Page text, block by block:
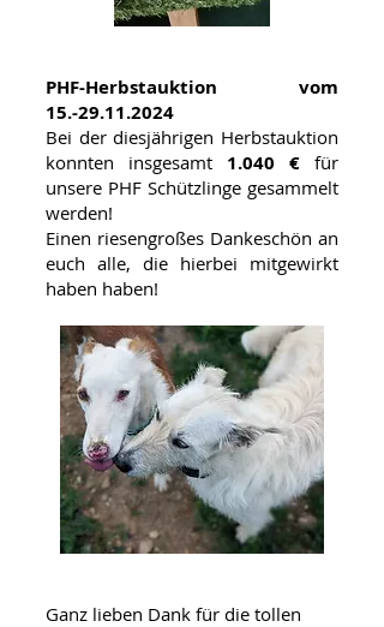
PHF-Herbstauktion vom
15.-29.11.2024
Bei der diesjährigen Herbstauktion
konnten insgesamt 1.040 € für
unsere PHF Schützlinge gesammelt
werden!
Einen riesengroßes Dankeschön an
euch alle, die hierbei mitgewirkt
haben haben!
Ganz lieben Dank für die tollen